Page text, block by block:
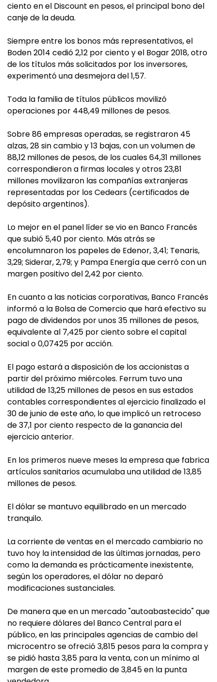
ciento en el Discount en pesos, el principal bono del
canje de la deuda.
Siempre entre los bonos más representativos, el
Boden 2014 cedió 2,12 por ciento y el Bogar 2018, otro
de los títulos más solicitados por los inversores,
experimentó una desmejora del 1,57.
Toda la familia de títulos públicos movilizó
operaciones por 448,49 millones de pesos.
Sobre 86 empresas operadas, se registraron 45
alzas, 28 sin cambio y 13 bajas, con un volumen de
88,12 millones de pesos, de los cuales 64,31 millones
correspondieron a firmas locales y otros 23,81
millones movilizaron las compañías extranjeras
representadas por los Cedears (certificados de
depósito argentinos).
Lo mejor en el panel líder se vio en Banco Francés
que subió 5,40 por ciento. Más atrás se
encolumnaron los papeles de Edenor, 3,41; Tenaris,
3,29; Siderar, 2,79; y Pampa Energía que cerró con un
margen positivo del 2,42 por ciento.
En cuanto a las noticias corporativas, Banco Francés
informó a la Bolsa de Comercio que hará efectivo su
pago de dividendos por unos 35 millones de pesos,
equivalente al 7,425 por ciento sobre el capital
social o 0,07425 por acción.
El pago estará a disposición de los accionistas a
partir del próximo miércoles. Ferrum tuvo una
utilidad de 13,25 millones de pesos en sus estados
contables correspondientes al ejercicio finalizado el
30 de junio de este año, lo que implicó un retroceso
de 37,1 por ciento respecto de la ganancia del
ejercicio anterior.
En los primeros nueve meses la empresa que fabrica
artículos sanitarios acumulaba una utilidad de 13,85
millones de pesos.
El dólar se mantuvo equilibrado en un mercado
tranquilo.
La corriente de ventas en el mercado cambiario no
tuvo hoy la intensidad de las últimas jornadas, pero
como la demanda es prácticamente inexistente,
según los operadores, el dólar no deparó
modificaciones sustanciales.
De manera que en un mercado "autoabastecido" que
no requiere dólares del Banco Central para el
público, en las principales agencias de cambio del
microcentro se ofreció 3,815 pesos para la compra y
se pidió hasta 3,85 para la venta, con un mínimo al
margen de este promedio de 3,845 en la punta